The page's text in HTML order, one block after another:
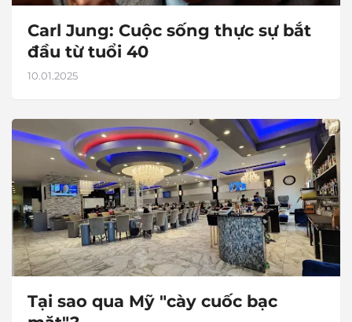
Carl Jung: Cuộc sống thực sự bắt
đầu từ tuổi 40
10.01.2025
Tại sao qua Mỹ "cày cuốc bạc